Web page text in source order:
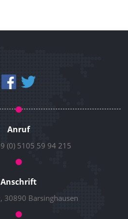
Anruf
(0) 5105 59 94 215
Anschrift
30890 Barsinghausen